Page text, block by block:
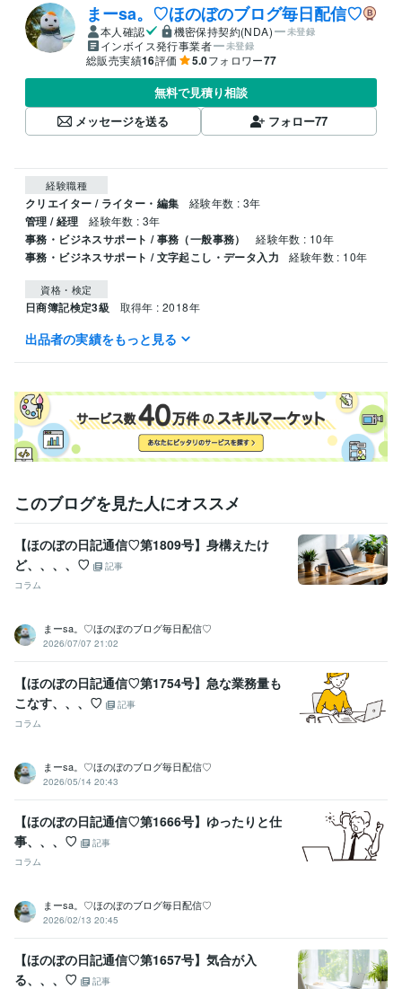
まーsa。♡ほのぼのブログ毎日配信♡
本人確認 機密保持契約(NDA) 未登録
インボイス発行事業者 未登録
総販売実績16評価 5.0フォロワー77
無料で見積り相談
メッセージを送る
フォロー77
経験職種
クリエイター / ライター・編集 経験年数 : 3年
管理 / 経理 経験年数 : 3年
事務・ビジネスサポート / 事務（一般事務） 経験年数 : 10年
事務・ビジネスサポート / 文字起こし・データ入力 経験年数 : 10年
資格・検定
日商簿記検定3級 取得年 : 2018年
ビジネス・クリエイティブツール
SAP:1年
得意分野
ライティング・翻訳 Webライティング 事務アシスト
出品者の実績をもっと見る
このブログを見た人にオススメ
【ほのぼの日記通信♡第1809号】身構えたけ
ど、、、、♡
記事
コラム
まーsa。♡ほのぼのブログ毎日配信♡
2026/07/07 21:02
【ほのぼの日記通信♡第1754号】急な業務量も
こなす、、、♡
記事
コラム
まーsa。♡ほのぼのブログ毎日配信♡
2026/05/14 20:43
【ほのぼの日記通信♡第1666号】ゆったりと仕
事、、、♡
記事
コラム
まーsa。♡ほのぼのブログ毎日配信♡
2026/02/13 20:45
【ほのぼの日記通信♡第1657号】気合が入
る、、、♡
記事